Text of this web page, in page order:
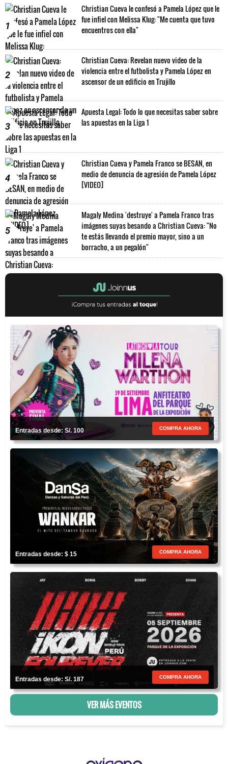
1
Christian Cueva le confesó a Pamela López que le
fue infiel con Melissa Klug: "Me cuenta que tuvo
encuentros con ella"
2
Christian Cueva: Revelan nuevo video de la
violencia entre el futbolista y Pamela López en
ascensor de un edificio en Trujillo
3
Apuesta Legal: Todo lo que necesitas saber sobre
las apuestas en la Liga 1
4
Christian Cueva y Pamela Franco se BESAN, en
medio de denuncia de agresión de Pamela López
[VIDEO]
5
Magaly Medina 'destruye' a Pamela Franco tras
imágenes suyas besando a Christian Cueva: "No
te estás llevando el premio mayor, sino a un
borracho, a un pegalón"
Entradas desde: S/. 100 COMPRA AHORA
Entradas desde: $ 15 COMPRA AHORA
Entradas desde: S/. 187 COMPRA AHORA
VER MÁS EVENTOS